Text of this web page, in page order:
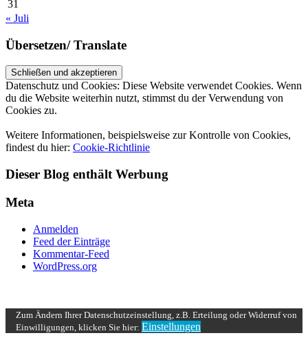
31
« Juli
Übersetzen/ Translate
Datenschutz und Cookies: Diese Website verwendet Cookies. Wenn
du die Website weiterhin nutzt, stimmst du der Verwendung von
Cookies zu.
Weitere Informationen, beispielsweise zur Kontrolle von Cookies,
findest du hier: Cookie-Richtlinie
Dieser Blog enthält Werbung
Meta
Anmelden
Feed der Einträge
Kommentar-Feed
WordPress.org
Zum Ändern Ihrer Datenschutzeinstellung, z.B. Erteilung oder Widerruf von
Einwilligungen, klicken Sie hier: Einstellungen